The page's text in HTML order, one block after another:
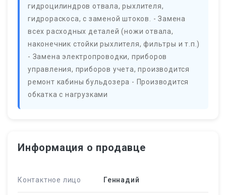
гидроцилиндров отвала, рыхлителя,
гидрораскоса, с заменой штоков. - Замена
всех расходных деталей (ножи отвала,
наконечник стойки рыхлителя, фильтры и т.п.)
- Замена электропроводки, приборов
управления, приборов учета, производится
ремонт кабины бульдозера - Производится
обкатка с нагрузками
Информация о продавце
Контактное лицо Геннадий